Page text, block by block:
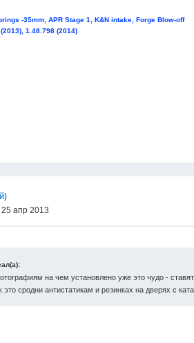
-35mm, APR Stage 1, K&N intake, Forge Blow-off
1.48.798 (2014)
25 апр 2013
на чем установлено уже это чудо - ставят
это сродни антистатикам и резинках на дверях с